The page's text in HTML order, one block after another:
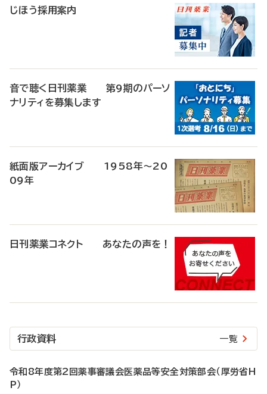
じほう採用案内
音で聴く日刊薬業 第9期のパーソ
ナリティを募集します
紙面版アーカイブ 1958年～20
09年
日刊薬業コネクト あなたの声を！
行政資料 一覧
令和8年度第2回薬事審議会医薬品等安全対策部会（厚労省H
P）